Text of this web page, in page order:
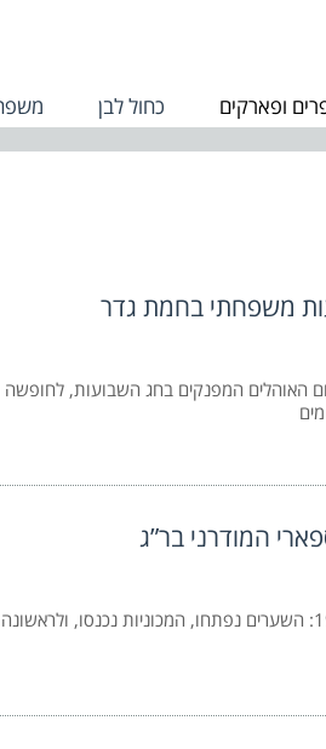
ופארקים כחול לבן
משפחתי בחמת גדר
המפנקים בחג השבועות,
המודרני בר”ג
זה קרה לפני 52 שנים בדיוק, באפריל 1974: השערים נפתחו, המכוניות